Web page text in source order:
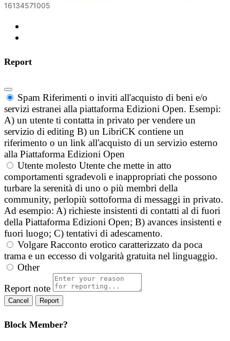
16134571005
Report
Spam Riferimenti o inviti all'acquisto di beni e/o
servizi estranei alla piattaforma Edizioni Open. Esempi:
A) un utente ti contatta in privato per vendere un
servizio di editing B) un LibriCK contiene un
riferimento o un link all'acquisto di un servizio esterno
alla Piattaforma Edizioni Open
Utente molesto Utente che mette in atto
comportamenti sgradevoli e inappropriati che possono
turbare la serenità di uno o più membri della
community, perlopiù sottoforma di messaggi in privato.
Ad esempio: A) richieste insistenti di contatti al di fuori
della Piattaforma Edizioni Open; B) avances insistenti e
fuori luogo; C) tentativi di adescamento.
Volgare Racconto erotico caratterizzato da poca
trama e un eccesso di volgarità gratuita nel linguaggio.
Other
Report note
Report
Block Member?